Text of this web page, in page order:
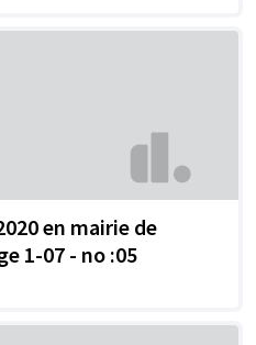
en mairie de
1-07 - no :05